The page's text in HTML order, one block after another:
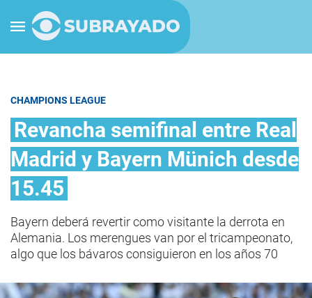
CHAMPIONS LEAGUE
Revancha semifinal entre Real
Madrid y Bayern Münich desde
15.45
Bayern deberá revertir como visitante la derrota en
Alemania. Los merengues van por el tricampeonato,
algo que los bávaros consiguieron en los años 70